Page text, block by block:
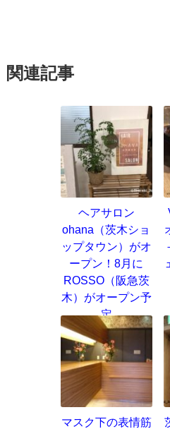
関連記事
ヘアサロン
ohana（茨木ショ
ップタウン）がオ
ープン！8月に
ROSSO（阪急茨
木）がオープン予
定
マスク下の表情筋